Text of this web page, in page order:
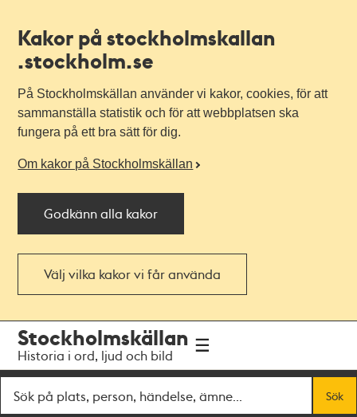
Kakor på stockholmskallan
.stockholm.se
På Stockholmskällan använder vi kakor, cookies, för att
sammanställa statistik och för att webbplatsen ska
fungera på ett bra sätt för dig.
Om kakor på Stockholmskällan
Godkänn alla kakor
Välj vilka kakor vi får använda
navigationen
huvudinnehållet
Stockholmskällan
Historia i ord, ljud och bild
Sök